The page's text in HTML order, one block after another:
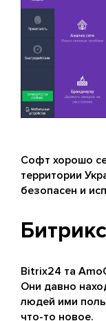
Софт хорошо
территории
безопасен и
Bitrix24 та
Они давно
людей ими
что-то новое.